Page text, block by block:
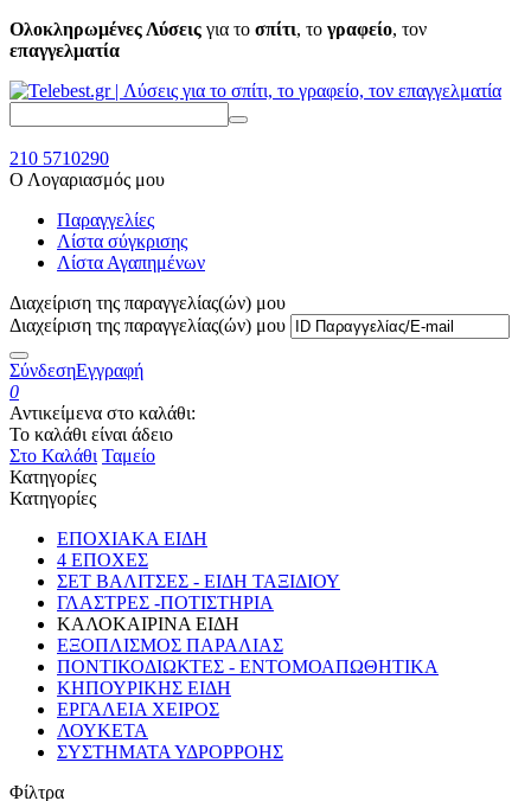
Ολοκληρωμένες Λύσεις για το σπίτι, το γραφείο, τον
επαγγελματία
210 5710290
Ο Λογαριασμός μου
Παραγγελίες
Λίστα σύγκρισης
Λίστα Αγαπημένων
Διαχείριση της παραγγελίας(ών) μου
Διαχείριση της παραγγελίας(ών) μου
ΣύνδεσηΕγγραφή
0
Αντικείμενα στο καλάθι:
Το καλάθι είναι άδειο
Στο Καλάθι Ταμείο
Κατηγορίες
Κατηγορίες
ΕΠΟΧΙΑΚΑ ΕΙΔΗ
4 ΕΠΟΧΕΣ
ΣΕΤ ΒΑΛΙΤΣΕΣ - ΕΙΔΗ ΤΑΞΙΔΙΟΥ
ΓΛΑΣΤΡΕΣ -ΠΟΤΙΣΤΗΡΙΑ
ΚΑΛΟΚΑΙΡΙΝΑ ΕΙΔΗ
ΕΞΟΠΛΙΣΜΟΣ ΠΑΡΑΛΙΑΣ
ΠΟΝΤΙΚΟΔΙΩΚΤΕΣ - ΕΝΤΟΜΟΑΠΩΘΗΤΙΚΑ
ΚΗΠΟΥΡΙΚΗΣ ΕΙΔΗ
ΕΡΓΑΛΕΙΑ ΧΕΙΡΟΣ
ΛΟΥΚΕΤΑ
ΣΥΣΤΗΜΑΤΑ ΥΔΡΟΡΡΟΗΣ
Φίλτρα